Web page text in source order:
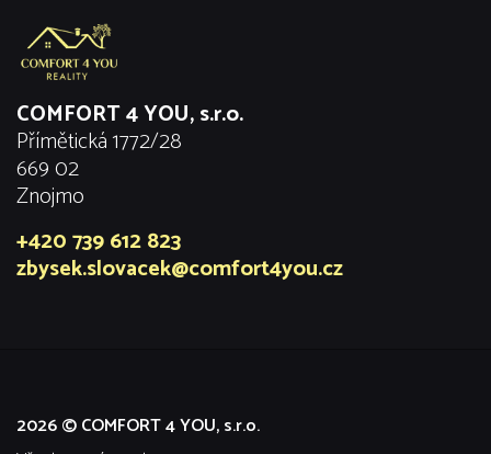
COMFORT 4 YOU, s.r.o.
Přímětická 1772/28
669 02
Znojmo
+420 739 612 823
zbysek.slovacek@comfort4you.cz
2026 © COMFORT 4 YOU, s.r.o.